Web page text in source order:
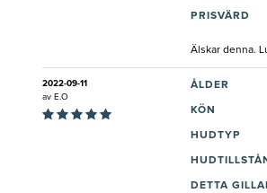
PRISVÄRD
Älskar denna.
2022-09-11
av E.O
ÅLDER
KÖN
HUDTYP
DETTA